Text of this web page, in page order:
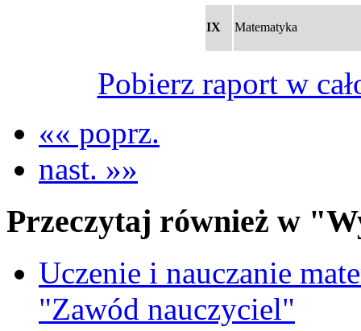
IX Matematyka
Pobierz raport w
«« poprz.
nast. »»
Przeczytaj również w
Uczenie i nauczanie
"Zawód nauczyciel"